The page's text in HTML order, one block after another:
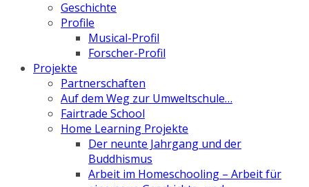
Geschichte
Profile
Musical-Profil
Forscher-Profil
Projekte
Partnerschaften
Auf dem Weg zur Umweltschule…
Fairtrade School
Home Learning Projekte
Der neunte Jahrgang und der
Buddhismus
Arbeit im Homeschooling – Arbeit für